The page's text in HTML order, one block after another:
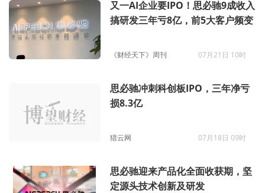
又一AI企业要IPO！思必驰9成收入
搞研发三年亏8亿，前5大客户频变
《财经天下》周刊 07月21日 10时
思必驰冲刺科创板IPO，三年净亏
损8.3亿
猎云网 07月18日 09时
思必驰迎来产品化全面收获期，坚
定源头技术创新及研发